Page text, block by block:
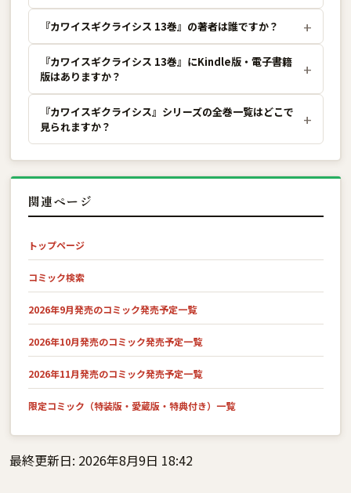
『カワイスギクライシス 13巻』の著者は誰ですか？
『カワイスギクライシス 13巻』にKindle版・電子書籍
版はありますか？
『カワイスギクライシス』シリーズの全巻一覧はどこで
見られますか？
関連ページ
トップページ
コミック検索
2026年9月発売のコミック発売予定一覧
2026年10月発売のコミック発売予定一覧
2026年11月発売のコミック発売予定一覧
限定コミック（特装版・愛蔵版・特典付き）一覧
最終更新日: 2026年8月9日 18:42